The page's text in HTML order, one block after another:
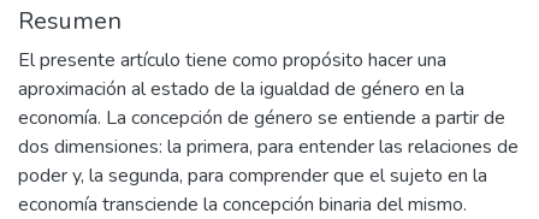
Resumen
El presente artículo tiene como propósito hacer una
aproximación al estado de la igualdad de género en la
economía. La concepción de género se entiende a partir de
dos dimensiones: la primera, para entender las relaciones de
poder y, la segunda, para comprender que el sujeto en la
economía transciende la concepción binaria del mismo.